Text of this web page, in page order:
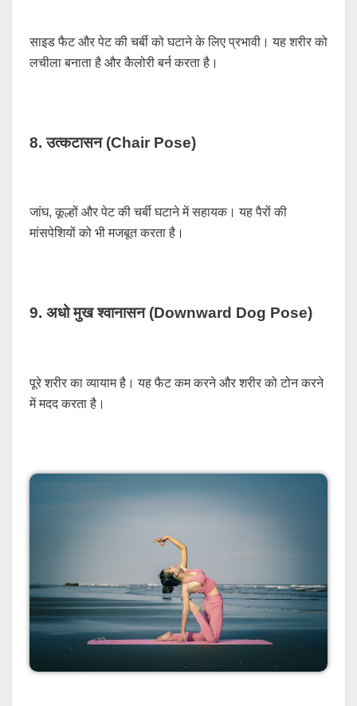
साइड फैट और पेट की चर्बी को घटाने के लिए प्रभावी। यह शरीर को
लचीला बनाता है और कैलोरी बर्न करता है।
8. उत्कटासन (Chair Pose)
जांघ, कूल्हों और पेट की चर्बी घटाने में सहायक। यह पैरों की
मांसपेशियों को भी मजबूत करता है।
9. अधो मुख श्वानासन (Downward Dog Pose)
पूरे शरीर का व्यायाम है। यह फैट कम करने और शरीर को टोन करने
में मदद करता है।